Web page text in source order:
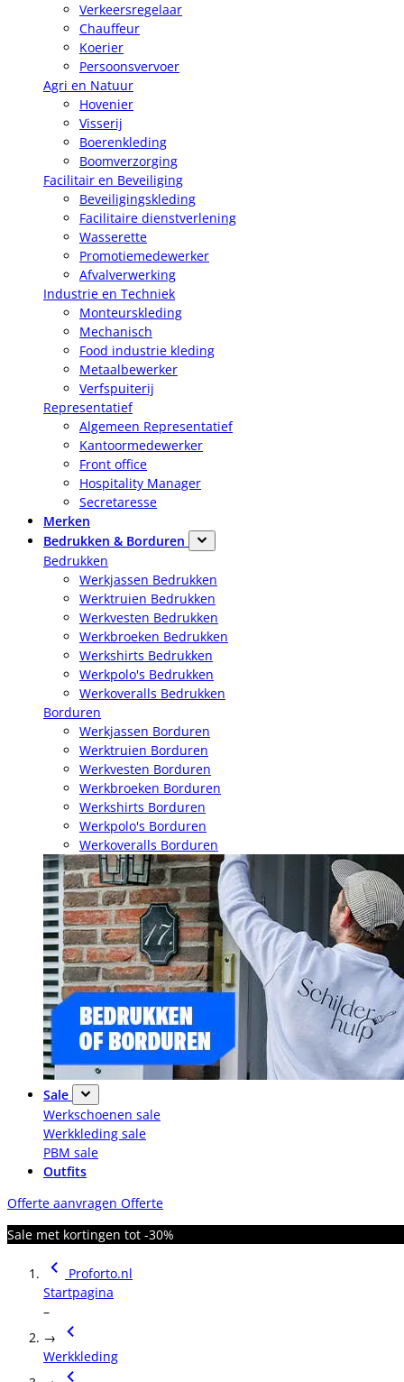
Verkeersregelaar
Chauffeur
Koerier
Persoonsvervoer
Agri en Natuur
Hovenier
Visserij
Boerenkleding
Boomverzorging
Facilitair en Beveiliging
Beveiligingskleding
Facilitaire dienstverlening
Wasserette
Promotiemedewerker
Afvalverwerking
Industrie en Techniek
Monteurskleding
Mechanisch
Food industrie kleding
Metaalbewerker
Verfspuiterij
Representatief
Algemeen Representatief
Kantoormedewerker
Front office
Hospitality Manager
Secretaresse
Merken
Bedrukken & Borduren
Bedrukken
Werkjassen Bedrukken
Werktruien Bedrukken
Werkvesten Bedrukken
Werkbroeken Bedrukken
Werkshirts Bedrukken
Werkpolo's Bedrukken
Werkoveralls Bedrukken
Borduren
Werkjassen Borduren
Werktruien Borduren
Werkvesten Borduren
Werkbroeken Borduren
Werkshirts Borduren
Werkpolo's Borduren
Werkoveralls Borduren
Sale
Werkschoenen sale
Werkkleding sale
PBM sale
Outfits
Offerte aanvragen Offerte
Sale met kortingen tot -30%
Proforto.nl
Startpagina
–
→
Werkkleding